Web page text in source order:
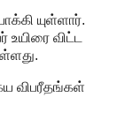
யுள்ளார்.
உயிரை விட்ட
விபரீதங்கள்